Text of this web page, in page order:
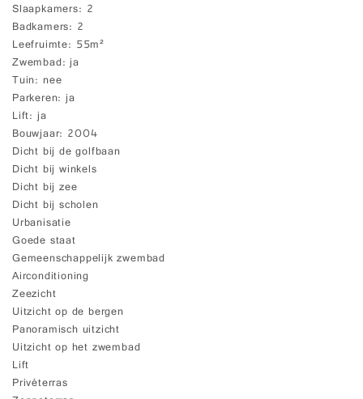
Slaapkamers 2
Badkamers 2
Leefruimte 55m²
Zwembad ja
Tuin nee
Parkeren ja
Lift ja
Bouwjaar 2004
Dicht bij de golfbaan
Dicht bij winkels
Dicht bij zee
Dicht bij scholen
Urbanisatie
Goede staat
Gemeenschappelijk zwembad
Airconditioning
Zeezicht
Uitzicht op de bergen
Panoramisch uitzicht
Uitzicht op het zwembad
Lift
Privéterras